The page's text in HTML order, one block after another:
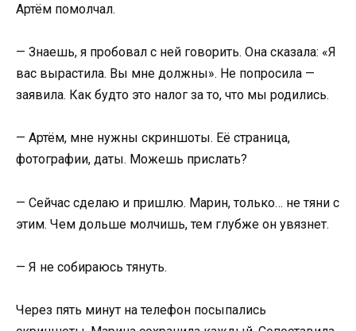
Артём помолчал.
— Знаешь, я пробовал с ней говорить. Она сказала: «Я
вас вырастила. Вы мне должны». Не попросила —
заявила. Как будто это налог за то, что мы родились.
— Артём, мне нужны скриншоты. Её страница,
фотографии, даты. Можешь прислать?
— Сейчас сделаю и пришлю. Марин, только… не тяни с
этим. Чем дольше молчишь, тем глубже он увязнет.
— Я не собираюсь тянуть.
Через пять минут на телефон посыпались